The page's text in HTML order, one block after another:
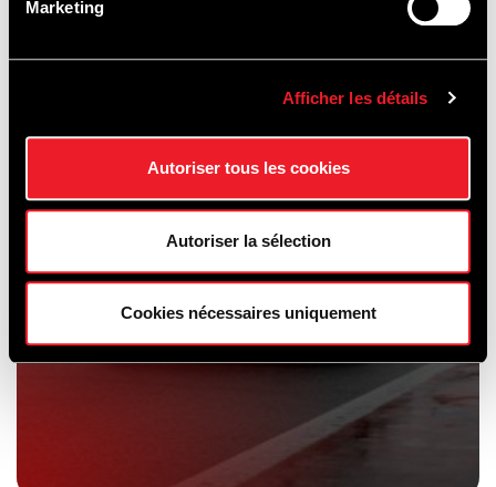
Marketing
Afficher les détails
Autoriser tous les cookies
Autoriser la sélection
Cookies nécessaires uniquement